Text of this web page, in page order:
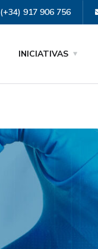
(+34) 917 906 756
INICIATIVAS